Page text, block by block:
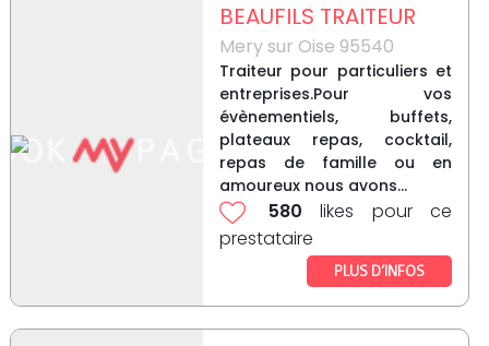
BEAUFILS TRAITEUR
Mery sur Oise 95540
Traiteur pour particuliers et
entreprises.Pour vos
évènementiels, buffets,
plateaux repas, cocktail,
repas de famille ou en
amoureux nous avons...
580 likes pour ce
prestataire
PLUS D’INFOS